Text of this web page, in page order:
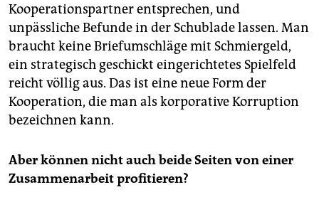
Kooperationspartner entsprechen, und
unpässliche Befunde in der Schublade lassen. Man
braucht keine Briefumschläge mit Schmiergeld,
ein strategisch geschickt eingerichtetes Spielfeld
reicht völlig aus. Das ist eine neue Form der
Kooperation, die man als korporative Korruption
bezeichnen kann.
Aber können nicht auch beide Seiten von einer
Zusammenarbeit profitieren?